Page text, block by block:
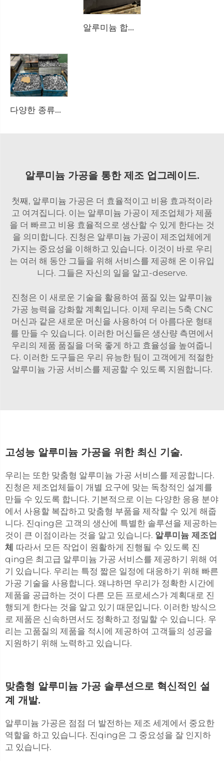
알루미늄 합금 다이 캐스팅 제품 맞춤 제작 - 금형, CNC, 다이 캐스팅, 침지 공정, 품질 관리 제품, 고품질 원스톱 서비스
다양한 종류의 알루미늄 합금 압력 주조 제품 — 품질 검사 인증서를 보유한 고급 산업 선도 기업의 맞춤형 생산
알루미늄 가공을 통한 제조 업그레이드.
첫째, 알루미늄 가공은 더 효율적이고 비용 효과적이라
고 여겨집니다. 이는 알루미늄 가공이 제조업체가 제품
을 더 빠르고 비용 효율적으로 생산할 수 있게 한다는 것
을 의미합니다. 진청은 알루미늄 가공이 제조업체에게
가지는 중요성을 이해하고 있습니다. 이것이 바로 우리
는 여러 해 동안 그들을 위해 서비스를 제공해 온 이유입
니다. 그들은 자신의 일을 알고-deserve.
진청은 이 새로운 기술을 활용하여 품질 있는 알루미늄
가공 능력을 강화할 계획입니다. 이제 우리는 5축 CNC
머신과 같은 새로운 머신을 사용하여 더 아름다운 형태
를 만들 수 있습니다. 이러한 머신들은 생산량 측면에서
우리의 제품 품질을 더욱 좋게 하고 효율성을 높여줍니
다. 이러한 도구들은 우리 유능한 팀이 고객에게 적절한
알루미늄 가공 서비스를 제공할 수 있도록 지원합니다.
고성능 알루미늄 가공을 위한 최신 기술.
우리는 또한 맞춤형 알루미늄 가공 서비스를 제공합니다.
진청은 제조업체들이 개별 요구에 맞는 독창적인 설계를
만들 수 있도록 합니다. 기본적으로 이는 다양한 응용 분야
에서 사용할 복잡하고 맞춤형 부품을 제작할 수 있게 해줍
니다. 진qing은 고객의 생산에 특별한 솔루션을 제공하는
것이 큰 이점이라는 것을 알고 있습니다. 알루미늄 제조업
체 따라서 모든 작업이 원활하게 진행될 수 있도록 진
qing은 최고급 알루미늄 가공 서비스를 제공하기 위해 여
기 있습니다. 우리는 특정 짧은 일정에 대응하기 위해 빠른
가공 기술을 사용합니다. 왜냐하면 우리가 정확한 시간에
제품을 공급하는 것이 다른 모든 프로세스가 계획대로 진
행되게 한다는 것을 알고 있기 때문입니다. 이러한 방식으
로 제품은 신속하면서도 정확하고 정밀할 수 있습니다. 우
리는 고품질의 제품을 적시에 제공하여 고객들의 성공을
지원하기 위해 노력하고 있습니다.
맞춤형 알루미늄 가공 솔루션으로 혁신적인 설
계 개발.
알루미늄 가공은 점점 더 발전하는 제조 세계에서 중요한
역할을 하고 있습니다. 진qing은 그 중요성을 잘 인지하
고 있습니다.